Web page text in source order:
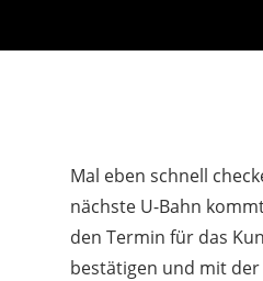
Mal eben schnell
nächste U-Bahn
den Termin für das
bestätigen und mit